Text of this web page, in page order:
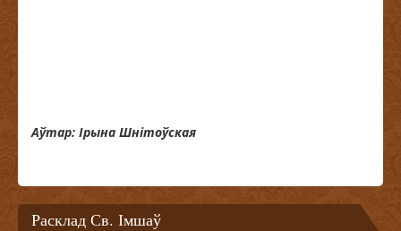
Аўтар: Ірына Шнітоўская
Расклад Св. Імшаў